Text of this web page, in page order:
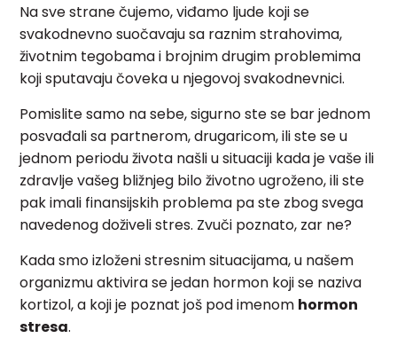
Na sve strane čujemo, viđamo ljude koji se
svakodnevno suočavaju sa raznim strahovima,
životnim tegobama i brojnim drugim problemima
koji sputavaju čoveka u njegovoj svakodnevnici.
Pomislite samo na sebe, sigurno ste se bar jednom
posvađali sa partnerom, drugaricom, ili ste se u
jednom periodu života našli u situaciji kada je vaše ili
zdravlje vašeg bližnjeg bilo životno ugroženo, ili ste
pak imali finansijskih problema pa ste zbog svega
navedenog doživeli stres. Zvuči poznato, zar ne?
Kada smo izloženi stresnim situacijama, u našem
organizmu aktivira se jedan hormon koji se naziva
kortizol, a koji je poznat još pod imenom hormon
stresa.